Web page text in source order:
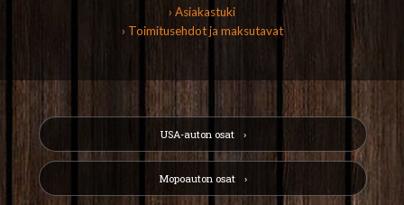
› Asiakastuki
› Toimitusehdot ja maksutavat
USA-auton osat
Mopoauton osat